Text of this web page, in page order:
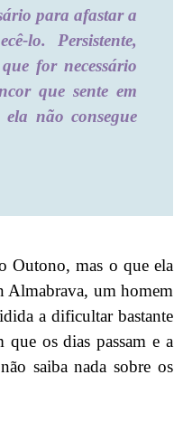
para afastar a
lo. Persistente,
for necessário
que sente em
não consegue
Outono, mas o que ela
Almabrava, um homem
a dificultar bastante
que os dias passam e a
saiba nada sobre os